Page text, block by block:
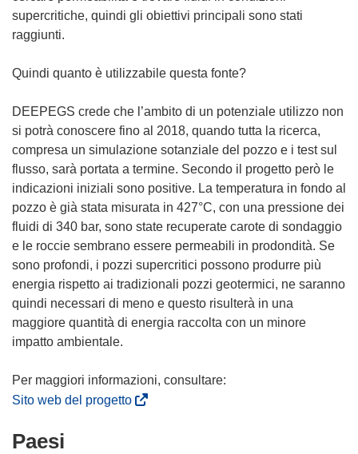
supercritiche, quindi gli obiettivi principali sono stati
raggiunti.
Quindi quanto è utilizzabile questa fonte?
DEEPEGS crede che l’ambito di un potenziale utilizzo non
si potrà conoscere fino al 2018, quando tutta la ricerca,
compresa un simulazione sotanziale del pozzo e i test sul
flusso, sarà portata a termine. Secondo il progetto però le
indicazioni iniziali sono positive. La temperatura in fondo al
pozzo è già stata misurata in 427°C, con una pressione dei
fluidi di 340 bar, sono state recuperate carote di sondaggio
e le roccie sembrano essere permeabili in prodondità. Se
sono profondi, i pozzi supercritici possono produrre più
energia rispetto ai tradizionali pozzi geotermici, ne saranno
quindi necessari di meno e questo risulterà in una
maggiore quantità di energia raccolta con un minore
impatto ambientale.
Sito web del progetto(
Paesi